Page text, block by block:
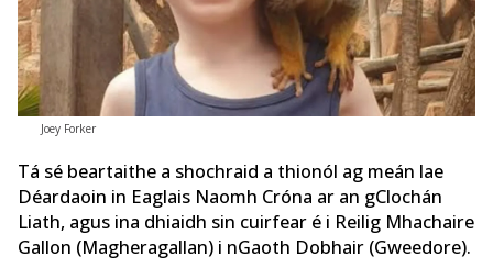
Joey Forker
Tá sé beartaithe a shochraid a thionól ag meán lae
Déardaoin in Eaglais Naomh Cróna ar an gClochán
Liath, agus ina dhiaidh sin cuirfear é i Reilig Mhachaire
Gallon (Magheragallan) i nGaoth Dobhair (Gweedore).